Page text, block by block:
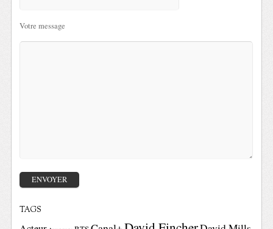
Votre message
TAGS